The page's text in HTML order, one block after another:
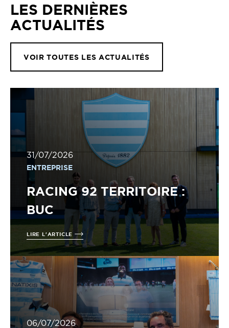
LES DERNIÈRES
ACTUALITÉS
VOIR TOUTES LES ACTUALITÉS
31/07/2026
ENTREPRISE
RACING 92 TERRITOIRE :
BUC
LIRE L'ARTICLE
06/07/2026